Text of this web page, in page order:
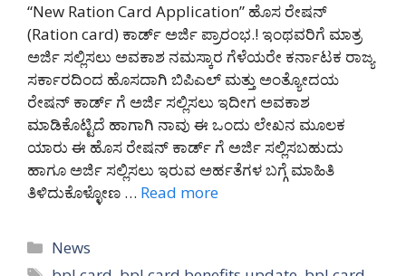
“New Ration Card Application” ಹೊಸ ರೇಷನ್
(Ration card) ಕಾರ್ಡ್ ಅರ್ಜಿ ಪ್ರಾರಂಭ.! ಇಂಥವರಿಗೆ ಮಾತ್ರ
ಅರ್ಜಿ ಸಲ್ಲಿಸಲು ಅವಕಾಶ ನಮಸ್ಕಾರ ಗೆಳೆಯರೇ ಕರ್ನಾಟಕ ರಾಜ್ಯ
ಸರ್ಕಾರದಿಂದ ಹೊಸದಾಗಿ ಬಿಪಿಎಲ್ ಮತ್ತು ಅಂತ್ಯೋದಯ
ರೇಷನ್ ಕಾರ್ಡ್ ಗೆ ಅರ್ಜಿ ಸಲ್ಲಿಸಲು ಇದೀಗ ಅವಕಾಶ
ಮಾಡಿಕೊಟ್ಟಿದೆ ಹಾಗಾಗಿ ನಾವು ಈ ಒಂದು ಲೇಖನ ಮೂಲಕ
ಯಾರು ಈ ಹೊಸ ರೇಷನ್ ಕಾರ್ಡ್ ಗೆ ಅರ್ಜಿ ಸಲ್ಲಿಸಬಹುದು
ಹಾಗೂ ಅರ್ಜಿ ಸಲ್ಲಿಸಲು ಇರುವ ಅರ್ಹತೆಗಳ ಬಗ್ಗೆ ಮಾಹಿತಿ
ತಿಳಿದುಕೊಳ್ಳೋಣ … Read more
Categories
News